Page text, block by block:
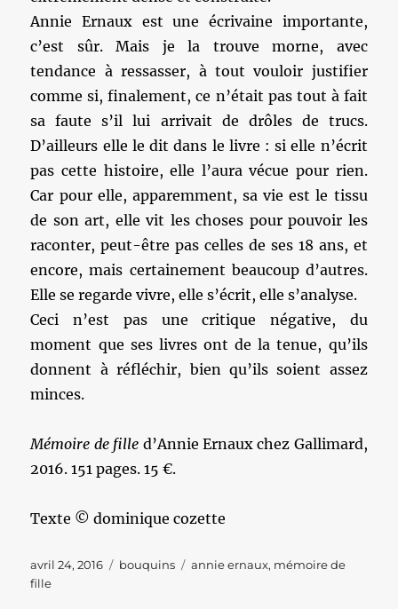
Annie Ernaux est une écrivaine importante,
c’est sûr. Mais je la trouve morne, avec
tendance à ressasser, à tout vouloir justifier
comme si, finalement, ce n’était pas tout à fait
sa faute s’il lui arrivait de drôles de trucs.
D’ailleurs elle le dit dans le livre : si elle n’écrit
pas cette histoire, elle l’aura vécue pour rien.
Car pour elle, apparemment, sa vie est le tissu
de son art, elle vit les choses pour pouvoir les
raconter, peut-être pas celles de ses 18 ans, et
encore, mais certainement beaucoup d’autres.
Elle se regarde vivre, elle s’écrit, elle s’analyse.
Ceci n’est pas une critique négative, du
moment que ses livres ont de la tenue, qu’ils
donnent à réfléchir, bien qu’ils soient assez
minces.
Mémoire de fille d’Annie Ernaux chez Gallimard,
2016. 151 pages. 15 €.
Texte © dominique cozette
Publié
le
avril 24, 2016 Catégories
bouquins Étiquettes
annie ernaux, mémoire de
fille